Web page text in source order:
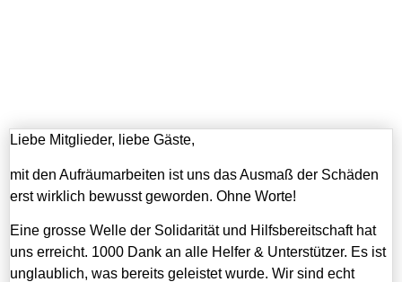
Liebe Mitglieder, liebe Gäste,
mit den Aufräumarbeiten ist uns das Ausmaß der Schäden
erst wirklich bewusst geworden. Ohne Worte!
Eine grosse Welle der Solidarität und Hilfsbereitschaft hat
uns erreicht. 1000 Dank an alle Helfer & Unterstützer. Es ist
unglaublich, was bereits geleistet wurde. Wir sind echt